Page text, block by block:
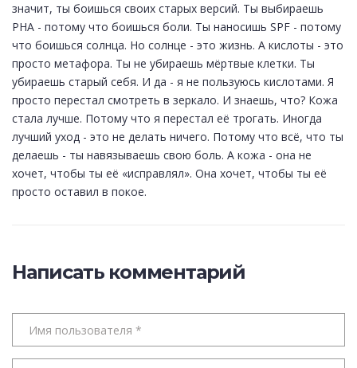
значит, ты боишься своих старых версий. Ты выбираешь
PHA - потому что боишься боли. Ты наносишь SPF - потому
что боишься солнца. Но солнце - это жизнь. А кислоты - это
просто метафора. Ты не убираешь мёртвые клетки. Ты
убираешь старый себя. И да - я не пользуюсь кислотами. Я
просто перестал смотреть в зеркало. И знаешь, что? Кожа
стала лучше. Потому что я перестал её трогать. Иногда
лучший уход - это не делать ничего. Потому что всё, что ты
делаешь - ты навязываешь свою боль. А кожа - она не
хочет, чтобы ты её «исправлял». Она хочет, чтобы ты её
просто оставил в покое.
Написать комментарий